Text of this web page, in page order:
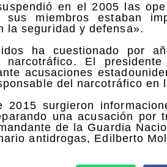
en el 2005 las
sus miembros estaban
la seguridad y defensa».
ha cuestionado por
narcotráfico. El
acusaciones
del narcotráfico en
2015 surgieron
una acusación por
de la Guardia
antidrogas, Edilberto